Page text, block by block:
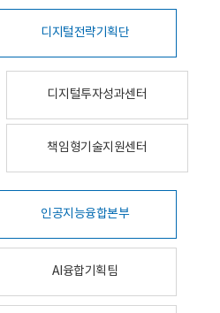
디지털전략기획단
디지털투자성과센터
책임형기술지원센터
인공지능융합본부
AI융합기획팀